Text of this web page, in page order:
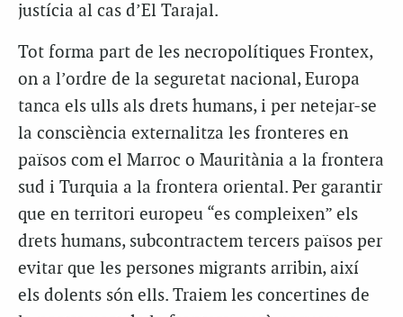
justícia al cas d’El Tarajal.
Tot forma part de les necropolítiques Frontex,
on a l’ordre de la seguretat nacional, Europa
tanca els ulls als drets humans, i per netejar-se
la consciència externalitza les fronteres en
països com el Marroc o Mauritània a la frontera
sud i Turquia a la frontera oriental. Per garantir
que en territori europeu “es compleixen” els
drets humans, subcontractem tercers països per
evitar que les persones migrants arribin, així
els dolents són ells. Traiem les concertines de